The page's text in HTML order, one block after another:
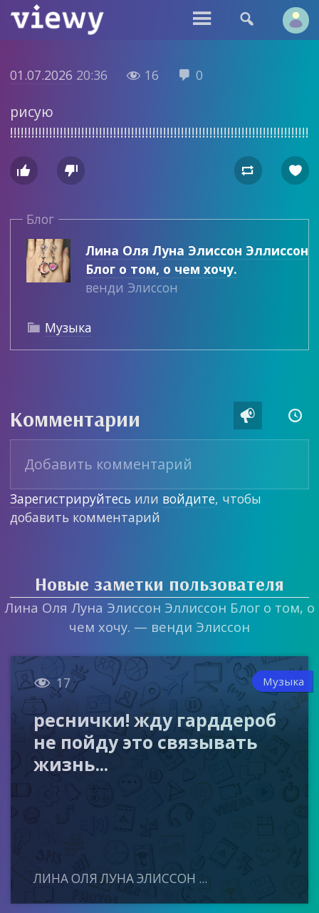
 
01.07.2026 20:36  16  0
рисую
   
Блог
Лина Оля Луна Элиссон Эллиссон
Блог о том, о чем хочу.
венди Элиссон
 Музыка
Комментарии  
Зарегистрируйтесь или войдите, чтобы
добавить комментарий
Новые заметки пользователя
Лина Оля Луна Элиссон Эллиссон Блог о том, о
чем хочу. — венди Элиссон
 17 Музыка
реснички! жду гарддероб
не пойду это связывать
жизнь...
ЛИНА ОЛЯ ЛУНА ЭЛИССОН ...